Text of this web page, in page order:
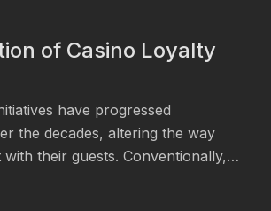
more sophisticated systems
to a 2023 document by the
of Casino Loyalty
have progressed
the decades, altering the way
their guests. Conventionally,